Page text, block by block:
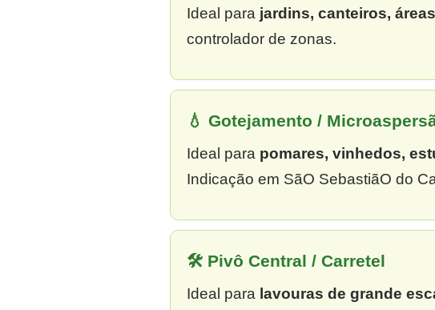
Ideal para jardins, canteiros,
controlador de zonas.
💧 Gotejamento /
Ideal para pomares, vinhedos,
Indicação em SãO SebastiãO do
🛠 Pivô Central / Carretel
Ideal para lavouras de grande